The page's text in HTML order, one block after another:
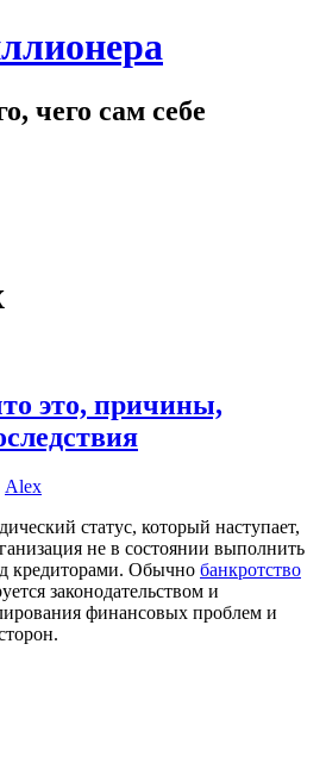
чего сам себе
это, причины,
Alex
статус, который наступает,
не в состоянии выполнить
кредиторами. Обычно банкротство
законодательством и
финансовых проблем и